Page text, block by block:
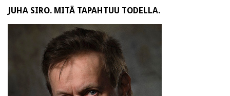
JUHA SIRO. MITÄ TAPAHTUU TODELLA.